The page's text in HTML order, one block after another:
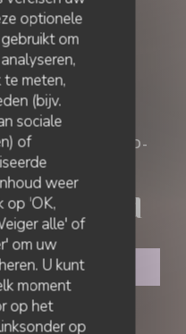
optionele
om
meten,
(bijv.
sociale
of
weer
op 'OK,
alle' of
om uw
U kunt
moment
op het
op
À VINS
PERNAND-
Pernand
TAFEL
PERNAND